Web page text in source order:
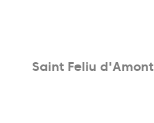
Saint Feliu d'Amont